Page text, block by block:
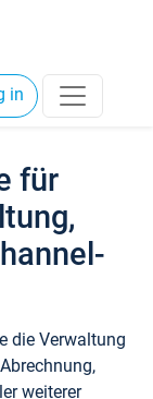
in
für
die Verwaltung
weiterer